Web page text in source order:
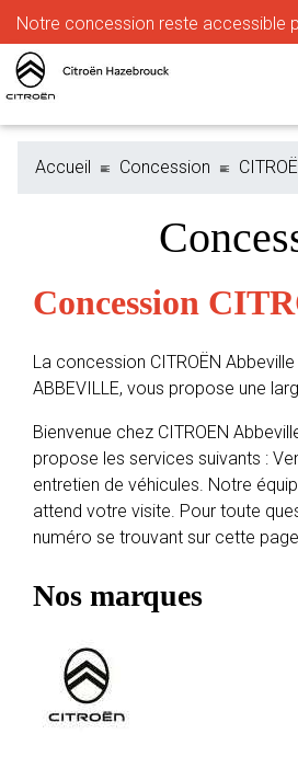
Notre concession reste accessible
Accueil Concession
Concession
La concession CITROËN
ABBEVILLE, vous propose une
Bienvenue chez CITROEN
propose les services suivants :
entretien de véhicules. Notre
attend votre visite. Pour toute
numéro se trouvant sur cette
Nos marques